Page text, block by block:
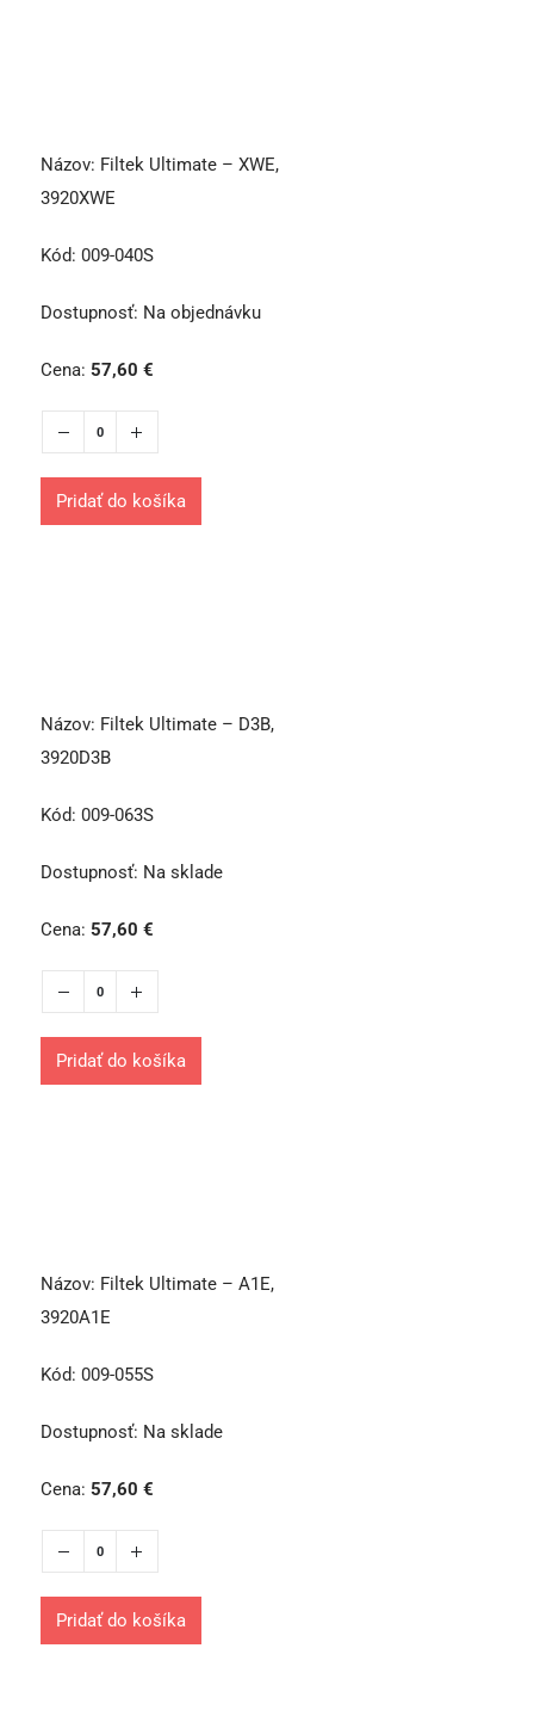
Názov: Filtek Ultimate – XWE,
3920XWE
Kód: 009-040S
Dostupnosť: Na objednávku
Cena: 57,60 €
Pridať do košíka
Názov: Filtek Ultimate – D3B,
3920D3B
Kód: 009-063S
Dostupnosť: Na sklade
Cena: 57,60 €
Pridať do košíka
Názov: Filtek Ultimate – A1E,
3920A1E
Kód: 009-055S
Dostupnosť: Na sklade
Cena: 57,60 €
Pridať do košíka